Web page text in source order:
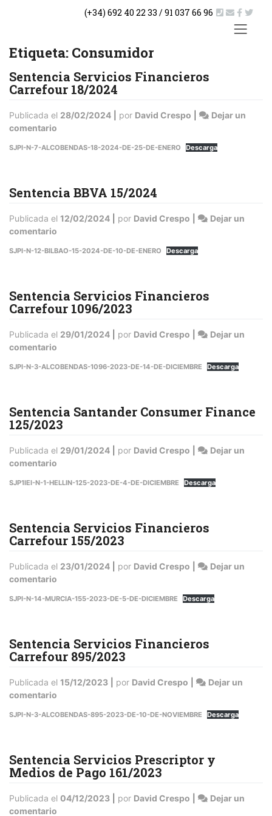
(+34) 692 40 22 33 / 91 037 66 96
Etiqueta: Consumidor
Sentencia Servicios Financieros
Carrefour 18/2024
Publicada el 28/02/2024 por David Crespo
Dejar un
comentario
Servicios
18/2024
SJPI-N-7-ALCOBENDAS-18-2024-DE-25-DE-ENERO Descarga
Sentencia BBVA 15/2024
Publicada el 12/02/2024 por David Crespo
Dejar un
comentario
BBVA
SJPI-N-12-BILBAO-15-2024-DE-10-DE-ENERO Descarga
Sentencia Servicios Financieros
Carrefour 1096/2023
Publicada el 29/01/2024 por David Crespo
Dejar un
comentario
Servicios
1096/2023
SJPI-N-3-ALCOBENDAS-1096-2023-DE-14-DE-DICIEMBRE Descarga
Sentencia Santander Consumer Finance
125/2023
Publicada el 29/01/2024 por David Crespo
Dejar un
comentario
Santander
125/2023
SJP1IEI-N-1-HELLIN-125-2023-DE-4-DE-DICIEMBRE Descarga
Sentencia Servicios Financieros
Carrefour 155/2023
Publicada el 23/01/2024 por David Crespo
Dejar un
comentario
Servicios
155/2023
SJPI-N-14-MURCIA-155-2023-DE-5-DE-DICIEMBRE Descarga
Sentencia Servicios Financieros
Carrefour 895/2023
Publicada el 15/12/2023 por David Crespo
Dejar un
comentario
Servicios
895/2023
SJPI-N-3-ALCOBENDAS-895-2023-DE-10-DE-NOVIEMBRE Descarga
Sentencia Servicios Prescriptor y
Medios de Pago 161/2023
Publicada el 04/12/2023 por David Crespo
Dejar un
comentario